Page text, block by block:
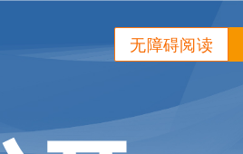
无障碍阅读